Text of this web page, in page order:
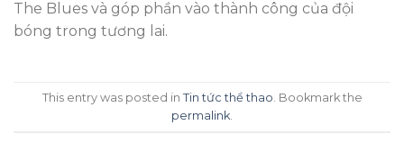
The Blues và góp phần vào thành công của đội
bóng trong tương lai.
This entry was posted in Tin tức thể thao . Bookmark the
permalink